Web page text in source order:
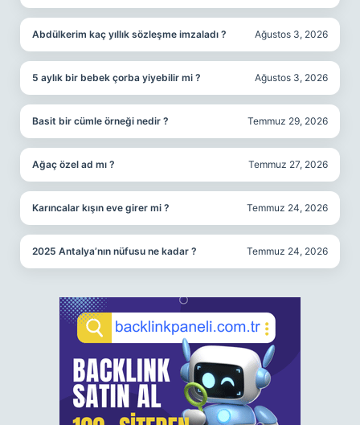
Abdülkerim kaç yıllık sözleşme imzaladı ? Ağustos 3, 2026
5 aylık bir bebek çorba yiyebilir mi ? Ağustos 3, 2026
Basit bir cümle örneği nedir ? Temmuz 29, 2026
Ağaç özel ad mı ? Temmuz 27, 2026
Karıncalar kışın eve girer mi ? Temmuz 24, 2026
2025 Antalya’nın nüfusu ne kadar ? Temmuz 24, 2026